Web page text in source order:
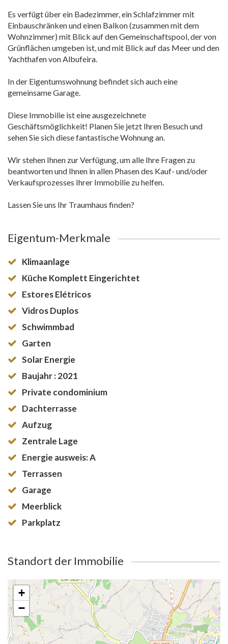
Es verfügt über ein Badezimmer, ein Schlafzimmer mit
Einbauschränken und einen Balkon (zusammen mit dem
Wohnzimmer) mit Blick auf den Gemeinschaftspool, der von
Grünflächen umgeben ist, und mit Blick auf das Meer und den
Yachthafen von Albufeira.
In der Eigentumswohnung befindet sich auch eine
gemeinsame Garage.
Diese Immobilie ist eine ausgezeichnete
Geschäftsmöglichkeit! Planen Sie jetzt Ihren Besuch und
sehen Sie sich diese fantastische Wohnung an.
Wir stehen Ihnen zur Verfügung, um alle Ihre Fragen zu
beantworten und Ihnen in allen Phasen des Kauf- und/oder
Verkaufsprozesses Ihrer Immobilie zu helfen.
Lassen Sie uns Ihr Traumhaus finden?
Eigentum-Merkmale
Klimaanlage
Küche Komplett Eingerichtet
Estores Elétricos
Vidros Duplos
Schwimmbad
Garten
Solar Energie
Baujahr : 2021
Private condominium
Dachterrasse
Aufzug
Zentrale Lage
Energie ausweis: A
Terrassen
Garage
Meerblick
Parkplatz
Standort der Immobilie
+
−